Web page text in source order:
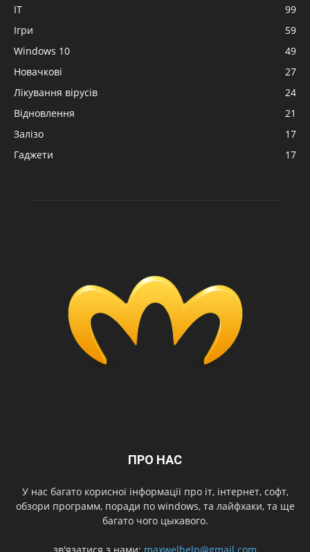
IT
99
Ігри
59
Windows 10
49
Новачкові
27
Лікування вірусів
24
Відновлення
21
Залізо
17
Гаджети
17
ПРО НАС
У нас багато корисної інформації про іт, інтернет, софт,
обзори программ, поради по windows, та лайфхаки, та ще
багато чого цыкавого.